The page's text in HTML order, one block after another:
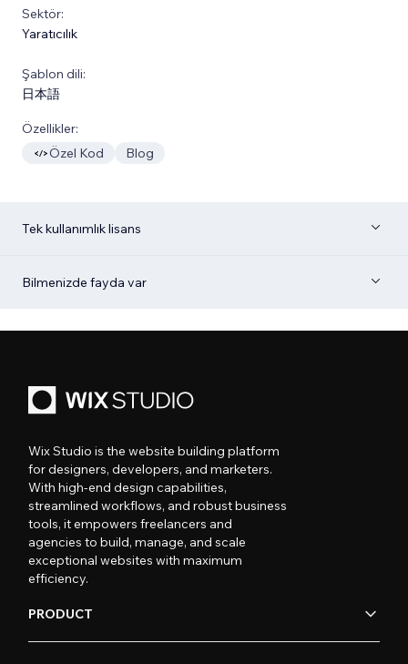
Sektör:
Yaratıcılık
Şablon dili:
日本語
Özellikler:
Özel Kod
Blog
Tek kullanımlık lisans
Bilmenizde fayda var
Wix Studio is the website building platform
for designers, developers, and marketers.
With high-end design capabilities,
streamlined workflows, and robust business
tools, it empowers freelancers and
agencies to build, manage, and scale
exceptional websites with maximum
efficiency.
PRODUCT